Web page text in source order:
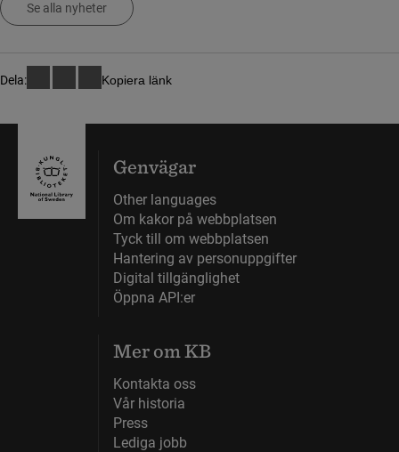
Se alla nyheter
Dela: Kopiera länk
Genvägar
Other languages
Om kakor på webbplatsen
Tyck till om webbplatsen
Hantering av personuppgifter
Digital tillgänglighet
Öppna API:er
Mer om KB
Kontakta oss
Vår historia
Press
Lediga jobb